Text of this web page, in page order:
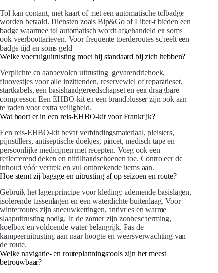
Tol kan contant, met kaart of met een automatische tolbadge
worden betaald. Diensten zoals Bip&Go of Liber-t bieden een
badge waarmee tol automatisch wordt afgehandeld en soms
ook veerboottarieven. Voor frequente toerderoutes scheelt een
badge tijd en soms geld.
Welke voertuiguitrusting moet hij standaard bij zich hebben?
Verplichte en aanbevolen uitrusting: gevarendriehoek,
fluovestjes voor alle inzittenden, reservewiel of reparatieset,
startkabels, een basishandgereedschapset en een draagbare
compressor. Een EHBO-kit en een brandblusser zijn ook aan
te raden voor extra veiligheid.
Wat hoort er in een reis-EHBO-kit voor Frankrijk?
Een reis-EHBO-kit bevat verbindingsmateriaal, pleisters,
pijnstillers, antiseptische doekjes, pincet, medisch tape en
persoonlijke medicijnen met recepten. Voeg ook een
reflecterend deken en nitrilhandschoenen toe. Controleer de
inhoud vóór vertrek en vul ontbrekende items aan.
Hoe stemt zij bagage en uitrusting af op seizoen en route?
Gebruik het lagenprincipe voor kleding: ademende basislagen,
isolerende tussenlagen en een waterdichte buitenlaag. Voor
winterroutes zijn sneeuwkettingen, antivries en warme
slaapuitrusting nodig. In de zomer zijn zonbescherming,
koelbox en voldoende water belangrijk. Pas de
kampeeruitrusting aan naar hoogte en weersverwachting van
de route.
Welke navigatie- en routeplanningstools zijn het meest
betrouwbaar?